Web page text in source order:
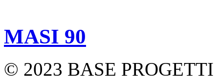
MASI 90
© 2023 BASE